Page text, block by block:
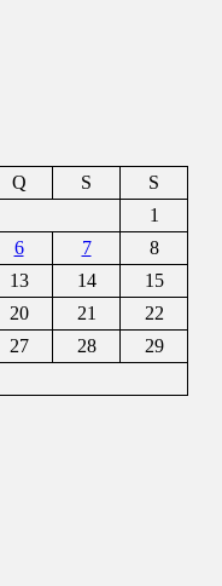
Q S
S
1
6 7
8
13 14
15
20 21
22
27 28
29